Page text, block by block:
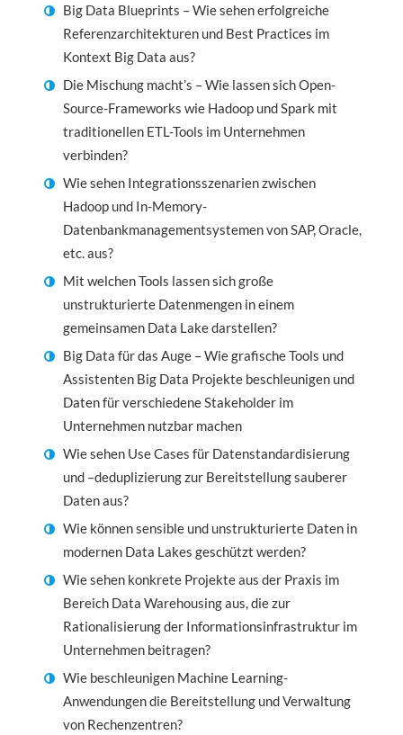
Big Data Blueprints – Wie sehen erfolgreiche
Referenzarchitekturen und Best Practices im
Kontext Big Data aus?
Die Mischung macht’s – Wie lassen sich Open-
Source-Frameworks wie Hadoop und Spark mit
traditionellen ETL-Tools im Unternehmen
verbinden?
Wie sehen Integrationsszenarien zwischen
Hadoop und In-Memory-
Datenbankmanagementsystemen von SAP, Oracle,
etc. aus?
Mit welchen Tools lassen sich große
unstrukturierte Datenmengen in einem
gemeinsamen Data Lake darstellen?
Big Data für das Auge – Wie grafische Tools und
Assistenten Big Data Projekte beschleunigen und
Daten für verschiedene Stakeholder im
Unternehmen nutzbar machen
Wie sehen Use Cases für Datenstandardisierung
und –deduplizierung zur Bereitstellung sauberer
Daten aus?
Wie können sensible und unstrukturierte Daten in
modernen Data Lakes geschützt werden?
Wie sehen konkrete Projekte aus der Praxis im
Bereich Data Warehousing aus, die zur
Rationalisierung der Informationsinfrastruktur im
Unternehmen beitragen?
Wie beschleunigen Machine Learning-
Anwendungen die Bereitstellung und Verwaltung
von Rechenzentren?